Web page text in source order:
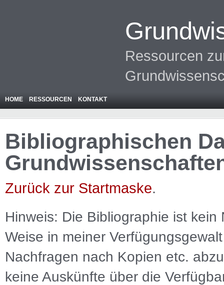
Ressourcen
HOME RESSOURCEN KONTAKT
Bibliographischen
Zurück zur Startmaske.
Hinweis: Die Bibliographie ist kein
Weise in meiner
Nachfragen nach Kopien etc.
keine Auskünfte über die